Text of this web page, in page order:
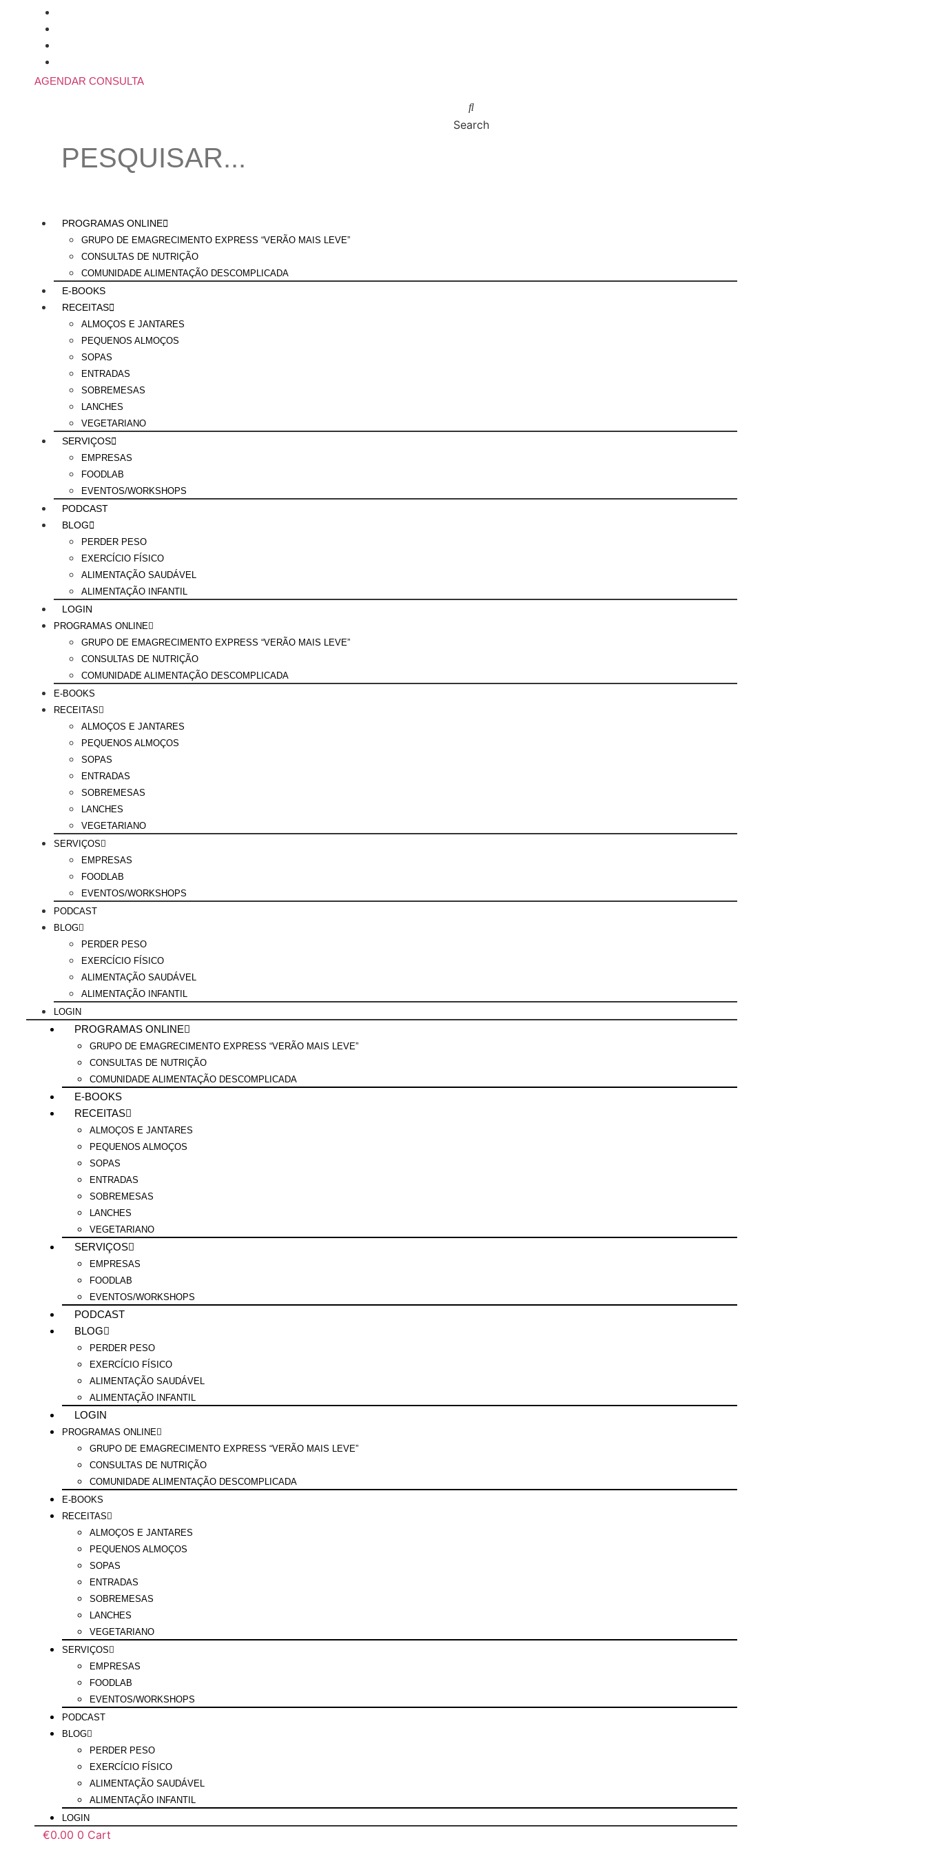
AGENDAR CONSULTA
Search
PROGRAMAS ONLINE
GRUPO DE EMAGRECIMENTO EXPRESS “VERÃO MAIS LEVE”
CONSULTAS DE NUTRIÇÃO
COMUNIDADE ALIMENTAÇÃO DESCOMPLICADA
E-BOOKS
RECEITAS
ALMOÇOS E JANTARES
PEQUENOS ALMOÇOS
SOPAS
ENTRADAS
SOBREMESAS
LANCHES
VEGETARIANO
SERVIÇOS
EMPRESAS
FOODLAB
EVENTOS/WORKSHOPS
PODCAST
BLOG
PERDER PESO
EXERCÍCIO FÍSICO
ALIMENTAÇÃO SAUDÁVEL
ALIMENTAÇÃO INFANTIL
LOGIN
PROGRAMAS ONLINE
GRUPO DE EMAGRECIMENTO EXPRESS “VERÃO MAIS LEVE”
CONSULTAS DE NUTRIÇÃO
COMUNIDADE ALIMENTAÇÃO DESCOMPLICADA
E-BOOKS
RECEITAS
ALMOÇOS E JANTARES
PEQUENOS ALMOÇOS
SOPAS
ENTRADAS
SOBREMESAS
LANCHES
VEGETARIANO
SERVIÇOS
EMPRESAS
FOODLAB
EVENTOS/WORKSHOPS
PODCAST
BLOG
PERDER PESO
EXERCÍCIO FÍSICO
ALIMENTAÇÃO SAUDÁVEL
ALIMENTAÇÃO INFANTIL
LOGIN
PROGRAMAS ONLINE
GRUPO DE EMAGRECIMENTO EXPRESS “VERÃO MAIS LEVE”
CONSULTAS DE NUTRIÇÃO
COMUNIDADE ALIMENTAÇÃO DESCOMPLICADA
E-BOOKS
RECEITAS
ALMOÇOS E JANTARES
PEQUENOS ALMOÇOS
SOPAS
ENTRADAS
SOBREMESAS
LANCHES
VEGETARIANO
SERVIÇOS
EMPRESAS
FOODLAB
EVENTOS/WORKSHOPS
PODCAST
BLOG
PERDER PESO
EXERCÍCIO FÍSICO
ALIMENTAÇÃO SAUDÁVEL
ALIMENTAÇÃO INFANTIL
LOGIN
PROGRAMAS ONLINE
GRUPO DE EMAGRECIMENTO EXPRESS “VERÃO MAIS LEVE”
CONSULTAS DE NUTRIÇÃO
COMUNIDADE ALIMENTAÇÃO DESCOMPLICADA
E-BOOKS
RECEITAS
ALMOÇOS E JANTARES
PEQUENOS ALMOÇOS
SOPAS
ENTRADAS
SOBREMESAS
LANCHES
VEGETARIANO
SERVIÇOS
EMPRESAS
FOODLAB
EVENTOS/WORKSHOPS
PODCAST
BLOG
PERDER PESO
EXERCÍCIO FÍSICO
ALIMENTAÇÃO SAUDÁVEL
ALIMENTAÇÃO INFANTIL
LOGIN
€0.00 0 Cart